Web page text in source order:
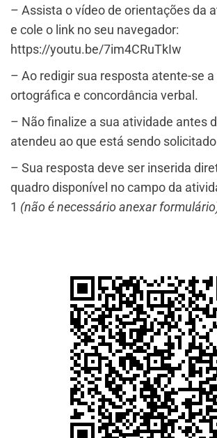
– Assista o vídeo de orientações da
e cole o link no seu navegador:
https://youtu.be/7im4CRuTkIw
– Ao redigir sua resposta atente-se
ortográfica e concordância verbal.
– Não finalize a sua atividade antes
atendeu ao que está sendo
– Sua resposta deve ser inserida
quadro disponível no campo da
1 (não é necessário anexar